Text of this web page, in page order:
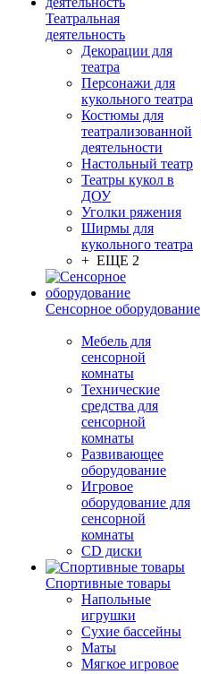
Театральная
деятельность
Декорации для
театра
Персонажи для
кукольного театра
Костюмы для
театрализованной
деятельности
Настольный театр
Театры кукол в
ДОУ
Уголки ряжения
Ширмы для
кукольного театра
+ ЕЩЕ 2
Сенсорное оборудование
Мебель для
сенсорной
комнаты
Технические
средства для
сенсорной
комнаты
Развивающее
оборудование
Игровое
оборудование для
сенсорной
комнаты
CD диски
Спортивные товары
Напольные
игрушки
Сухие бассейны
Маты
Мягкое игровое